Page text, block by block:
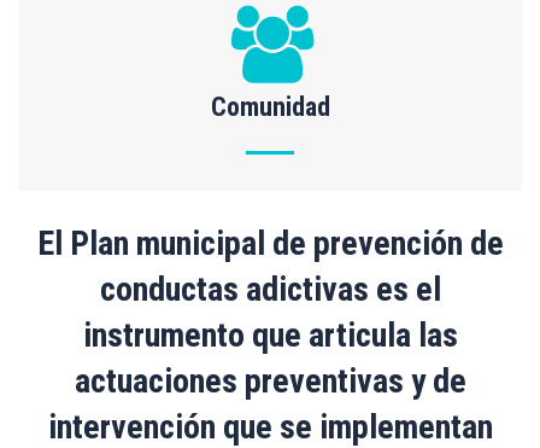
Comunidad
El Plan municipal de prevención de
conductas adictivas es el
instrumento que articula las
actuaciones preventivas y de
intervención que se implementan